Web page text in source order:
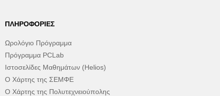
ΠΛΗΡΟΦΟΡΊΕΣ
Ωρολόγιο Πρόγραμμα
Πρόγραμμα PCLab
Ιστοσελίδες Μαθημάτων (Helios)
Ο Χάρτης της ΣΕΜΦΕ
Ο Χάρτης της Πολυτεχνειούπολης